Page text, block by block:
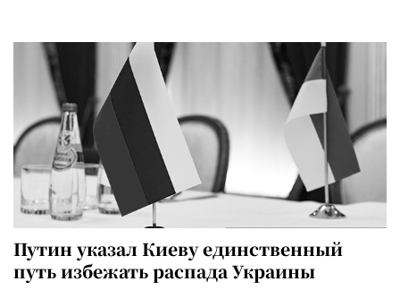
Путин указал Киеву единственный
путь избежать распада Украины